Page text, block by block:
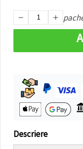
Descriere